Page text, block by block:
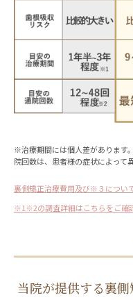
※治療期間には個人差があります
院回数は、患者様の症状によって
裏側矯正治療費用及び※３につい
※1※2の調査詳細はこちらをご確
当院が提供する裏